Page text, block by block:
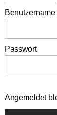
Passwort
Angemeldet